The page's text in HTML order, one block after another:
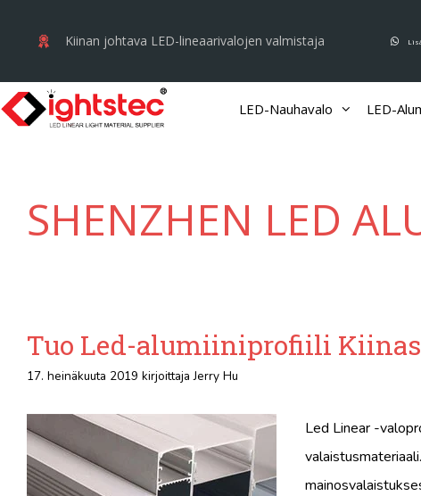
sisältöön
Kiinan johtava LED-lineaarivalojen valmistaja
LED-Nauhavalo LED-
SHENZHEN LED
Tuo Led-alumiiniprofiili
17. heinäkuuta 2019 kirjoittajaJerry Hu
Led Linear -